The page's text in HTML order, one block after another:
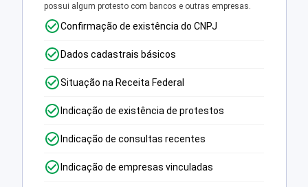
possui algum protesto com bancos e outras empresas.
Confirmação de existência do CNPJ
Dados cadastrais básicos
Situação na Receita Federal
Indicação de existência de protestos
Indicação de consultas recentes
Indicação de empresas vinculadas